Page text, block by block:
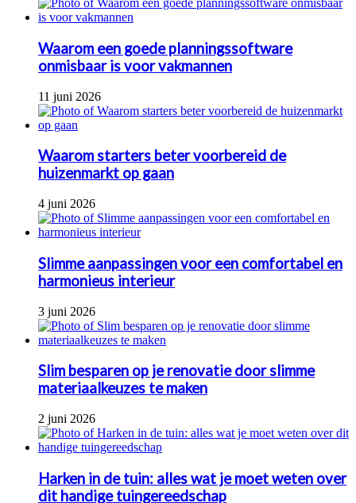
Waarom een goede planningssoftware
onmisbaar is voor vakmannen
11 juni 2026
Waarom starters beter voorbereid de
huizenmarkt op gaan
4 juni 2026
Slimme aanpassingen voor een comfortabel en
harmonieus interieur
3 juni 2026
Slim besparen op je renovatie door slimme
materiaalkeuzes te maken
2 juni 2026
Harken in de tuin: alles wat je moet weten over
dit handige tuingereedschap